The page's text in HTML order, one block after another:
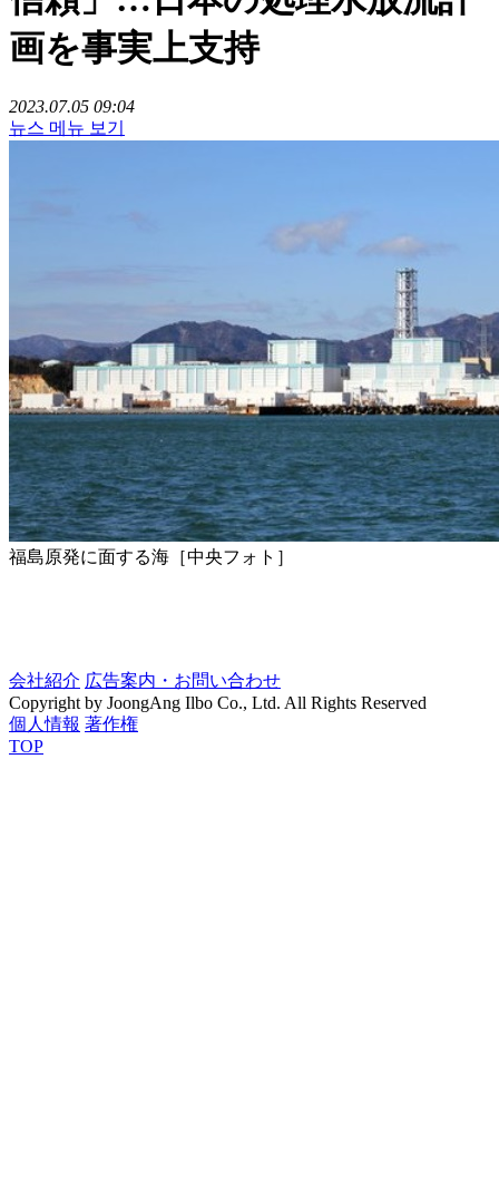
画を事実上支持
2023.07.05 09:04
뉴스 메뉴 보기
福島原発に面する海［中央フォト］
会社紹介 広告案内・お問い合わせ
Copyright by JoongAng Ilbo Co., Ltd. All Rights Reserved
個人情報 著作権
TOP